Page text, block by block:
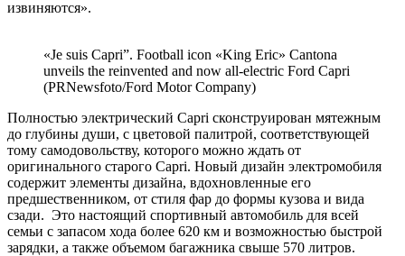
извиняются».
«Je suis Capri”. Football icon «King Eric» Cantona
unveils the reinvented and now all-electric Ford Capri
(PRNewsfoto/Ford Motor Company)
Полностью электрический Capri сконструирован мятежным
до глубины души, с цветовой палитрой, соответствующей
тому самодовольству, которого можно ждать от
оригинального старого Capri. Новый дизайн электромобиля
содержит элементы дизайна, вдохновленные его
предшественником, от стиля фар до формы кузова и вида
сзади. Это настоящий спортивный автомобиль для всей
семьи с запасом хода более 620 км и возможностью быстрой
зарядки, а также объемом багажника свыше 570 литров.